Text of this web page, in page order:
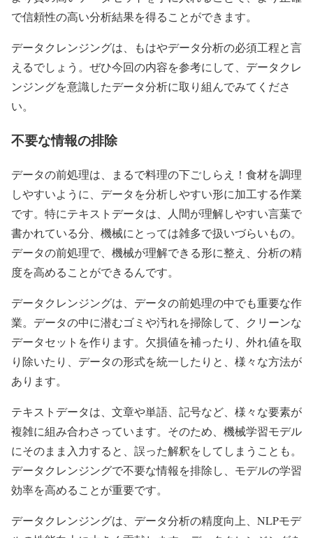
で信頼性の高い分析結果を得ることができます。
データクレンジングは、もはやデータ分析の必須工程と言
えるでしょう。ぜひ今回の内容を参考にして、データクレ
ンジングを意識したデータ分析に取り組んでみてくださ
い。
不要な情報の排除
データの前処理は、まるで料理の下ごしらえ！食材を調理
しやすいように、データを分析しやすい形に加工する作業
です。特にテキストデータは、人間が理解しやすい言葉で
書かれている分、機械にとっては雑多で扱いづらいもの。
データの前処理で、機械が理解できる形に整え、分析の精
度を高めることができるんです。
データクレンジングは、データの前処理の中でも重要な作
業。データの中に潜むゴミや汚れを掃除して、クリーンな
データセットを作ります。欠損値を補ったり、外れ値を取
り除いたり、データの形式を統一したりと、様々な方法が
あります。
テキストデータは、文章や単語、記号など、様々な要素が
複雑に組み合わさっています。そのため、機械学習モデル
にそのまま入力すると、誤った解釈をしてしまうことも。
データクレンジングで不要な情報を排除し、モデルの学習
効率を高めることが重要です。
データクレンジングは、データ分析の精度向上、NLPモデ